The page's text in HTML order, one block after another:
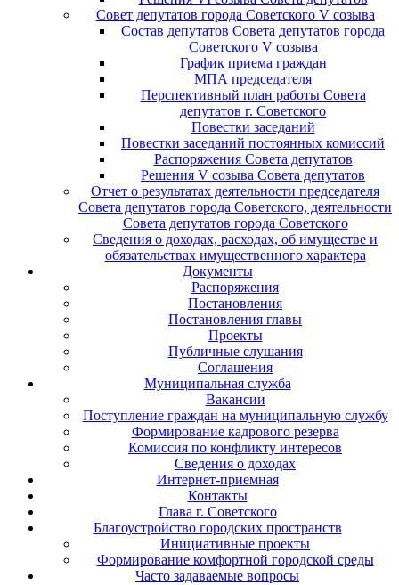
Совет депутатов города Советского V созыва
Состав депутатов Совета депутатов города
Советского V созыва
График приема граждан
МПА председателя
Перспективный план работы Совета
депутатов г. Советского
Повестки заседаний
Повестки заседаний постоянных комиссий
Распоряжения Совета депутатов
Решения V созыва Совета депутатов
Отчет о результатах деятельности председателя
Совета депутатов города Советского, деятельности
Совета депутатов города Советского
Сведения о доходах, расходах, об имуществе и
обязательствах имущественного характера
Документы
Распоряжения
Постановления
Постановления главы
Проекты
Публичные слушания
Соглашения
Муниципальная служба
Вакансии
Поступление граждан на муниципальную службу
Формирование кадрового резерва
Комиссия по конфликту интересов
Сведения о доходах
Интернет-приемная
Контакты
Глава г. Советского
Благоустройство городских пространств
Инициативные проекты
Формирование комфортной городской среды
Часто задаваемые вопросы